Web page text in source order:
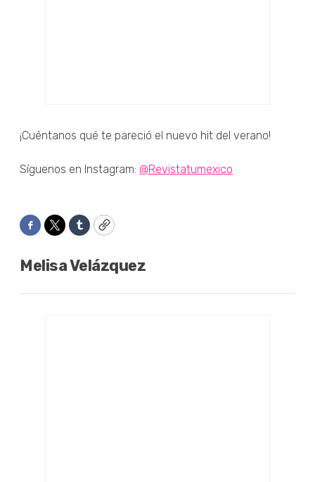
¡Cuéntanos qué te pareció el nuevo hit del verano!
Síguenos en Instagram: @Revistatumexico
Facebook
TwitterTumblrCopy
Melisa Velázquez